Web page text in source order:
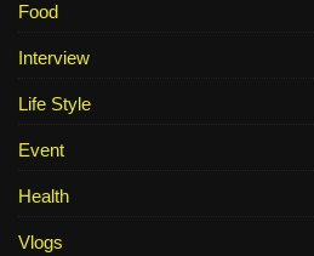
Food
Interview
Life Style
Event
Health
Vlogs